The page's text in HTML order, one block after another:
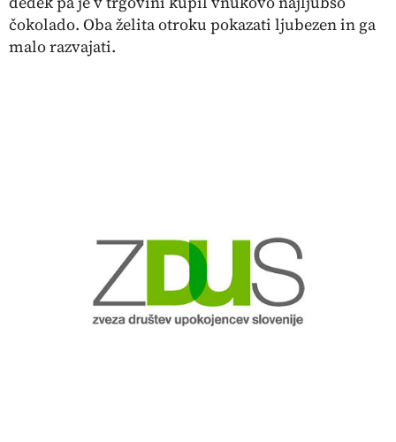
čokolado. Oba želita otroku pokazati ljubezen in ga
malo razvajati.